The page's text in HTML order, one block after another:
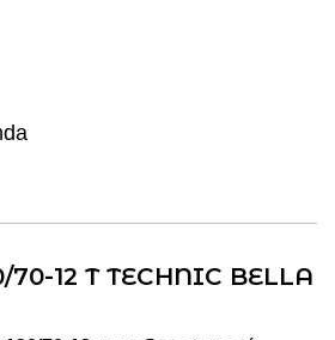
12 T TECHNIC BELLA